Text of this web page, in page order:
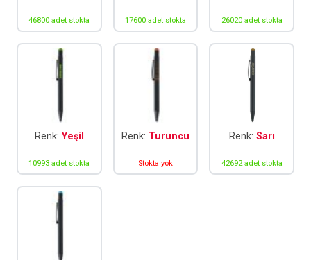
46800 adet stokta 17600 adet stokta 26020 adet stokta
Renk:Yeşil
10993 adet stokta
Renk: Turuncu
Stokta yok
Renk: Sarı
42692 adet stokta